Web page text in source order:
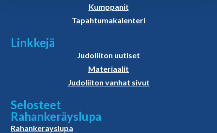
Kumppanit
Tapahtumakalenteri
Linkkejä
Judoliiton uutiset
Materiaalit
Judoliiton vanhat sivut
Selosteet
Rahankeräyslupa
Rahankerayslupa